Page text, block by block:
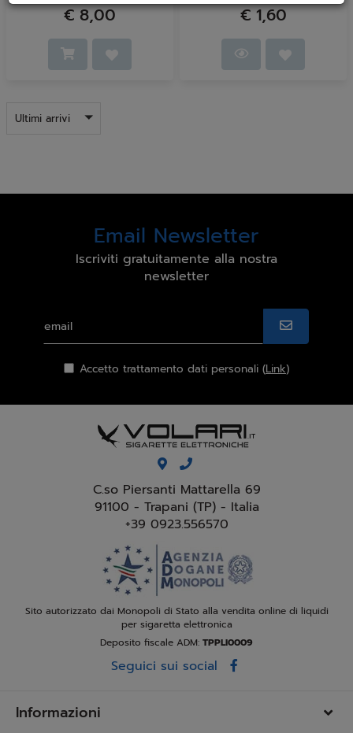
€ 8,00 € 1,60
Ultimi arrivi
Email Newsletter
Iscriviti gratuitamente alla nostra
newsletter
Accetto trattamento dati personali (Link)
C.so Piersanti Mattarella 69
91100 - Trapani (TP) - Italia
+39 0923.556570
Sito autorizzato dai Monopoli di Stato alla vendita online di liquidi
per sigaretta elettronica
Deposito fiscale ADM: TPPLI0009
Seguici sui social
Informazioni